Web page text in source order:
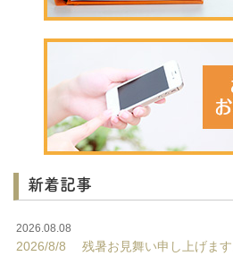
新着記事
2026.08.08
2026/8/8 残暑お見舞い申し上げます